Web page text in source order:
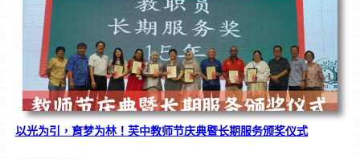
温
馨
校
园
以光为引，育梦为林！芙中教师节庆典暨长期服务颁奖仪式